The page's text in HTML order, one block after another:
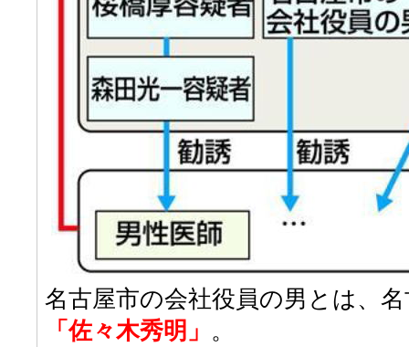
名古屋市の会社役員の男とは、
「佐々木秀明」 。